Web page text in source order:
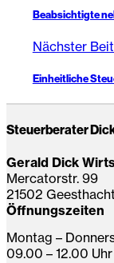
Beabsichtigte
Nächster
Einheitliche
Steuerberater
Gerald Dick
Mercatorstr. 99
21502 Geesthacht
Öffnungszeiten
Montag –
09.00 – 12.00 Uhr